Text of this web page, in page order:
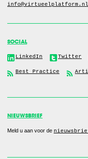
info@virtueelplatform.nl
SOCIAL
LinkedIn Twitter
Best Practice
NIEUWSBRIEF
Meld u aan voor de